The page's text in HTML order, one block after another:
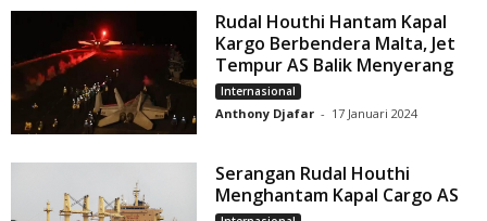
Rudal Houthi Hantam Kapal
Kargo Berbendera Malta, Jet
Tempur AS Balik Menyerang
Internasional
Anthony Djafar - 17 Januari 2024
Serangan Rudal Houthi
Menghantam Kapal Cargo AS